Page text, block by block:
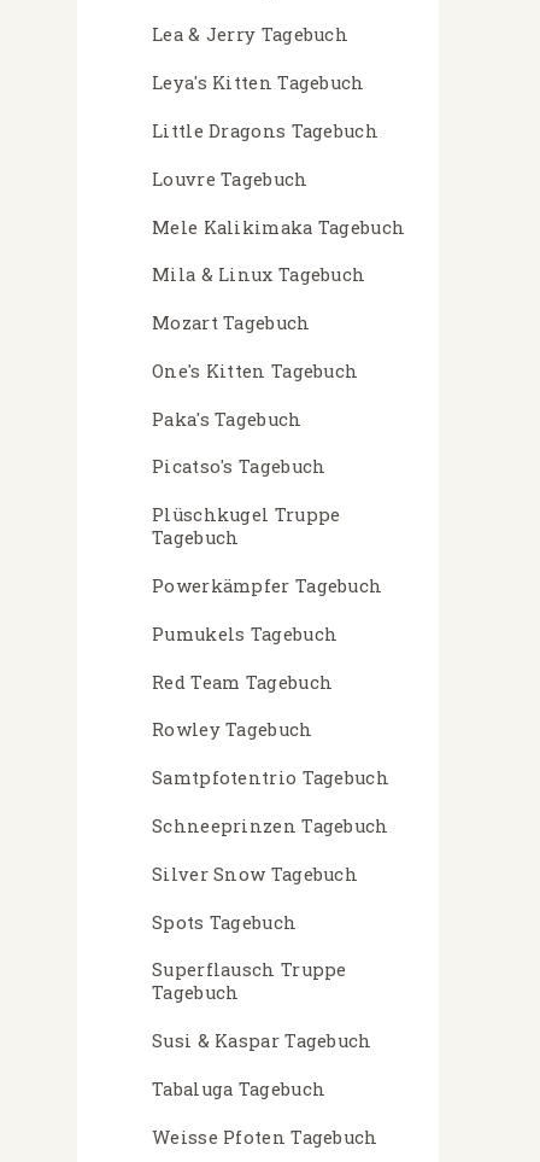
Lea & Jerry Tagebuch
Leya's Kitten Tagebuch
Little Dragons Tagebuch
Louvre Tagebuch
Mele Kalikimaka Tagebuch
Mila & Linux Tagebuch
Mozart Tagebuch
One's Kitten Tagebuch
Paka's Tagebuch
Picatso's Tagebuch
Plüschkugel Truppe
Tagebuch
Powerkämpfer Tagebuch
Pumukels Tagebuch
Red Team Tagebuch
Rowley Tagebuch
Samtpfotentrio Tagebuch
Schneeprinzen Tagebuch
Silver Snow Tagebuch
Spots Tagebuch
Superflausch Truppe
Tagebuch
Susi & Kaspar Tagebuch
Tabaluga Tagebuch
Weisse Pfoten Tagebuch